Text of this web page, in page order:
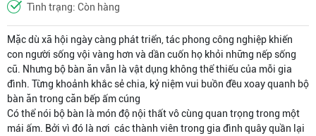
Tình trạng: Còn hàng
Mặc dù xã hội ngày càng phát triển, tác phong công nghiệp khiến
con người sống vội vàng hơn và dần cuốn họ khỏi những nếp sống
cũ. Nhưng bộ bàn ăn vẫn là vật dụng không thể thiếu của mỗi gia
đình. Từng khoảnh khắc sẻ chia, kỷ niệm vui buồn đều xoay quanh bộ
bàn ăn trong căn bếp ấm cúng
Có thể nói bộ bàn là món độ nội thất vô cùng quan trọng trong một
mái ấm. Bởi vì đó là nơi các thành viên trong gia đình quây quần lại